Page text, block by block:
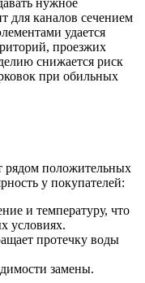
для каналов сечением
удается
проезжих
снижается риск
при обильных
рядом положительных
у покупателей:
и температуру, что
условиях.
протечку воды
замены.